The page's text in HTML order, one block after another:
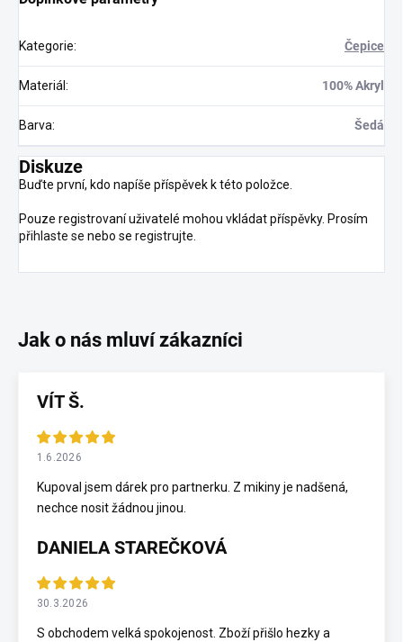
Kategorie: Čepice
Materiál: 100% Akryl
Barva: Šedá
Diskuze
Buďte první, kdo napíše příspěvek k této položce.
Pouze registrovaní uživatelé mohou vkládat příspěvky. Prosím
přihlaste se nebo se registrujte.
VÍT Š.
1.6.2026
Kupoval jsem dárek pro partnerku. Z mikiny je nadšená,
nechce nosit žádnou jinou.
DANIELA STAREČKOVÁ
30.3.2026
S obchodem velká spokojenost. Zboží přišlo hezky a